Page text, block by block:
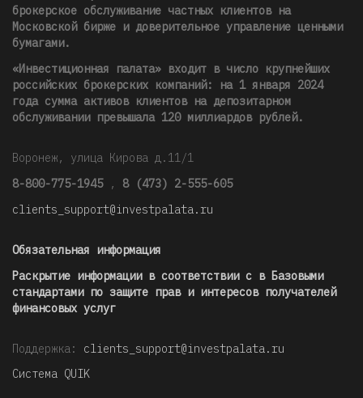
брокерское обслуживание частных клиентов на
Московской бирже и доверительное управление ценными
бумагами.
«Инвестиционная палата» входит в число крупнейших
российских брокерских компаний: на 1 января 2024
года сумма активов клиентов на депозитарном
обслуживании превышала 120 миллиардов рублей.
Воронеж, улица Кирова д.11/1
8-800-775-1945 , 8 (473) 2-555-605
clients_support@investpalata.ru
Обязательная информация
Раскрытие информации в соответствии с в Базовыми
стандартами по защите прав и интересов получателей
финансовых услуг
Поддержка: clients_support@investpalata.ru
Система QUIK